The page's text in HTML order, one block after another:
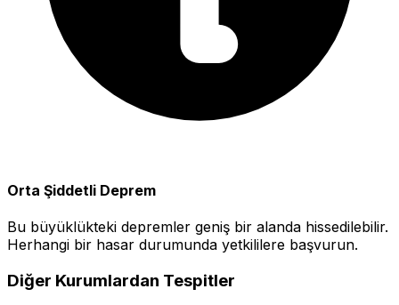
Orta Şiddetli Deprem
Bu büyüklükteki depremler geniş bir alanda hissedilebilir.
Herhangi bir hasar durumunda yetkililere başvurun.
Diğer Kurumlardan Tespitler